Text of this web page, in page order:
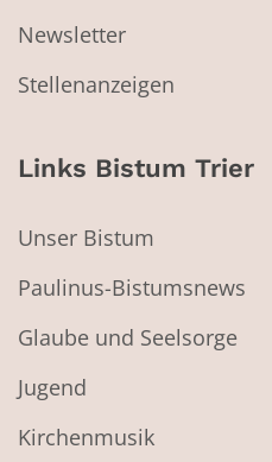
Newsletter
Stellenanzeigen
Links Bistum Trier
Unser Bistum
Paulinus-Bistumsnews
Glaube und Seelsorge
Jugend
Kirchenmusik